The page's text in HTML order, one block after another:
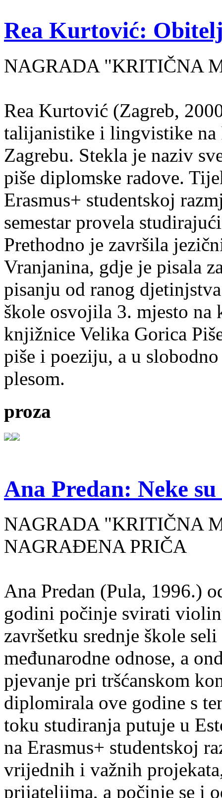
Rea Kurtović:
NAGRADA "KRITIČNA
Rea Kurtović (Zagreb,
talijanistike i lingvistike
Zagrebu. Stekla je naziv
piše diplomske radove.
Erasmus+ studentskoj
semestar provela
Prethodno je završila
Vranjanina, gdje je pisala
pisanju od ranog
škole osvojila 3. mjesto na
knjižnice Velika Gorica
piše i poeziju, a u
plesom.
proza
Ana Predan: Neke
NAGRADA "KRITIČNA
NAGRAĐENA PRIČA
Ana Predan (Pula, 1996.)
godini počinje svirati
završetku srednje škole
međunarodne odnose, a
pjevanje pri tršćanskom
diplomirala ove godine s
toku studiranja putuje u
na Erasmus+ studentskoj
vrijednih i važnih
prijateljima, a počinje se i